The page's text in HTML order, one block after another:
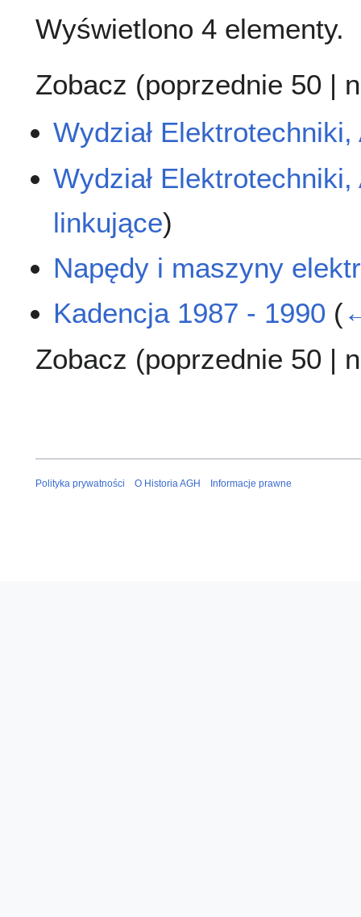
Wyświetlono 4 elementy.
Zobacz (poprzednie 50 |
Wydział
Wydział
linkujące)
Napędy i maszyny
Kadencja 1987 - 1990 (
Zobacz (poprzednie 50 |
Polityka prywatności O Historia AGH Informacje prawne